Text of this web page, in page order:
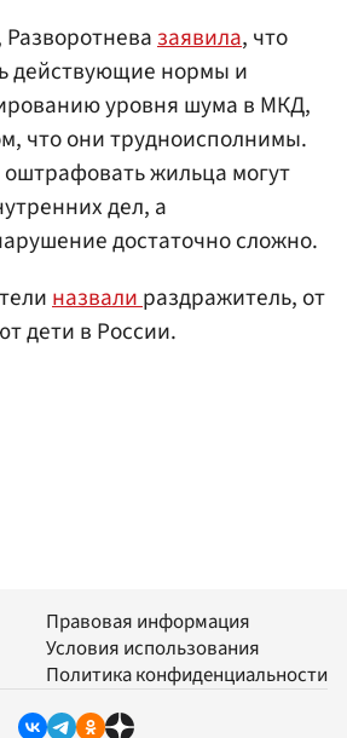
заявила, что
действующие нормы и
уровня шума в МКД,
что они трудноисполнимы.
оштрафовать жильца могут
дел, а
достаточно сложно.
назвалираздражитель, от
дети в России.
Правовая информация
Условия использования
Политика конфиденциальности